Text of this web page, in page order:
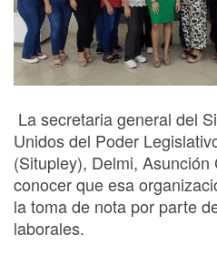
La secretaria general del
Unidos del Poder
(Situpley), Delmi,
conocer que esa
la toma de nota por parte
laborales.